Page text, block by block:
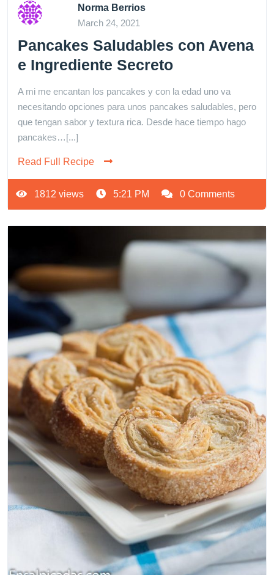
Norma Berrios
March 24, 2021
Pancakes Saludables con Avena
e Ingrediente Secreto
A mi me encantan los pancakes y con la edad uno va
necesitando opciones para unos pancakes saludables, pero
que tengan sabor y textura rica. Desde hace tiempo hago
pancakes…[...]
Read Full Recipe
1812 views 5:21 PM 0 Comments